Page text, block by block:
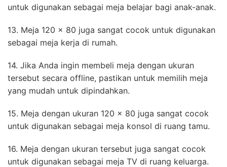
untuk digunakan sebagai meja belajar bagi anak-anak.
13. Meja 120 x 80 juga sangat cocok untuk digunakan
sebagai meja kerja di rumah.
14. Jika Anda ingin membeli meja dengan ukuran
tersebut secara offline, pastikan untuk memilih meja
yang mudah untuk dipindahkan.
15. Meja dengan ukuran 120 x 80 juga sangat cocok
untuk digunakan sebagai meja konsol di ruang tamu.
16. Meja dengan ukuran tersebut juga sangat cocok
untuk digunakan sebagai meja TV di ruang keluarga.